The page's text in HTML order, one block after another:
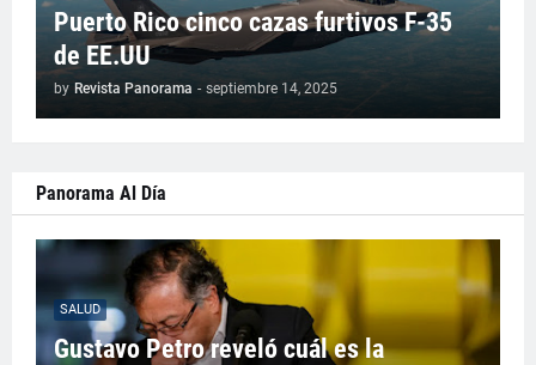
Puerto Rico cinco cazas furtivos F-35
de EE.UU
by Revista Panorama - septiembre 14, 2025
Panorama Al Día
SALUD
Gustavo Petro reveló cuál es la